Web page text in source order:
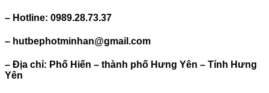
– Hotline: 0989.28.73.37
– hutbephotminhan@gmail.com
– Địa chỉ: Phố Hiến – thành phố Hưng Yên – Tỉnh Hưng
Yên